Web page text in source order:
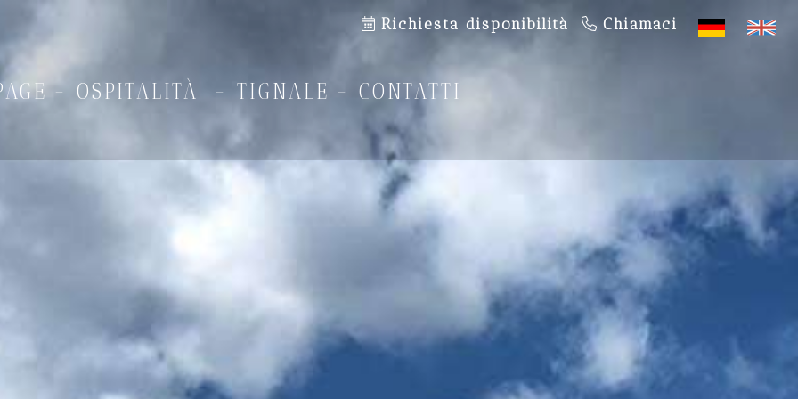
OSPITALITÀ TIGNALE CONTATTI
Richiesta disponibilità Chiamaci